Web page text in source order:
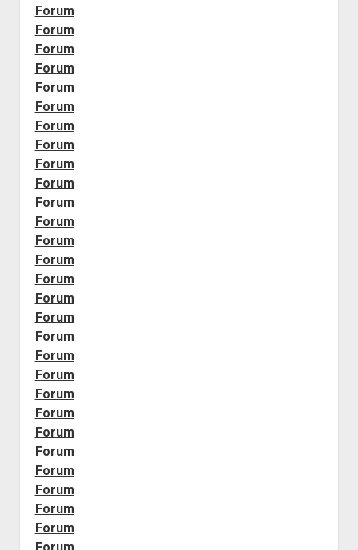
Forum
Forum
Forum
Forum
Forum
Forum
Forum
Forum
Forum
Forum
Forum
Forum
Forum
Forum
Forum
Forum
Forum
Forum
Forum
Forum
Forum
Forum
Forum
Forum
Forum
Forum
Forum
Forum